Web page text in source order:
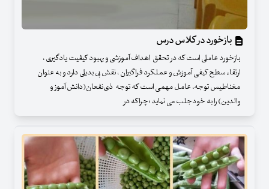
بازخورد در کلاس درس
بازخورد عاملی است که در تحقق اهداف آموزشی و بهبود کیفیت یادگیری ،
ارتقاء سطح کیفی آموزش و عملکرد فراگیران ، نقش بی بدیلی دارد و به عنوان
مغناطیس توجه، عامل مهمی است که توجه ذی‌نفعان(دانش آموز و
والدین) را به خودجلب می نماید ؛چراکه در